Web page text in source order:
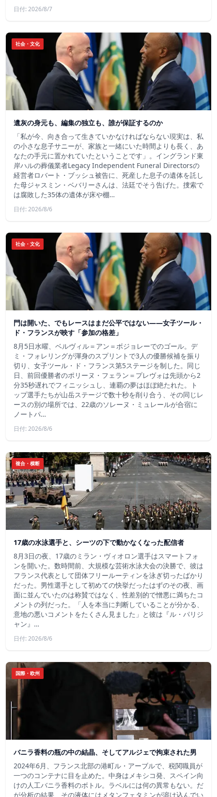
日付: 2026/8/7
社会・文化
遺灰の身元も、編集の独立も、誰が保証するのか
「私が今、向き合って生きていかなければならない現実は、私
の小さな息子サニーが、家族と一緒にいた時間よりも長く、あ
なたの手元に置かれていたということです」。イングランド東
岸ハルの葬儀業者Legacy Independent Funeral Directorsの
経営者ロバート・ブッシュ被告に、死産した息子の遺体を託し
た母ジャスミン・ベバリーさんは、法廷でそう告げた。捜索で
は腐敗した35体の遺体が床や棚…
日付: 2026/8/6
社会・文化
門は開いた、でもレースはまだ公平ではない――女子ツール・
ド・フランスが映す「参加の格差」
8月5日水曜、ベルヴィル＝アン＝ボジョレーでのゴール。デ
ミ・フォレリングが渾身のスプリントで3人の優勝候補を振り
切り、女子ツール・ド・フランス第5ステージを制した。同じ
日、前回優勝者のポリーヌ・フェラン＝プレヴォは先頭から2
分35秒遅れでフィニッシュし、連覇の夢はほぼ絶たれた。ト
ップ選手たちが山岳ステージで数十秒を削り合う、その同じレ
ースの別の場所では、22歳のソレーヌ・ミュレールが合宿に
ノートパ…
日付: 2026/8/6
複合・横断
17歳の水泳選手と、シーツの下で動かなくなった配信者
8月3日の夜、17歳のミラン・ヴィオロン選手はスマートフォ
ンを開いた。数時間前、大規模な芸術水泳大会の決勝で、彼は
フランス代表として団体フリールーティンを泳ぎ切ったばかり
だった。男性選手として初めての快挙だったはずのその夜、画
面に並んでいたのは称賛ではなく、性差別的で憎悪に満ちたコ
メントの列だった。「人を本当に判断していることが分かる、
意地の悪いコメントをたくさん見ました」と彼は『ル・パリジ
ャン』…
日付: 2026/8/6
国際・欧州
バニラ香料の瓶の中の結晶、そしてアルジェで拘束された男
2024年6月、フランス北部の港町ル・アーブルで、税関職員が
一つのコンテナに目を止めた。中身はメキシコ発、スペイン向
けの人工バニラ香料のボトル。ラベルには何の異常もない。だ
が分析の結果、その液体にはメタンフェタミンが溶け込んでい